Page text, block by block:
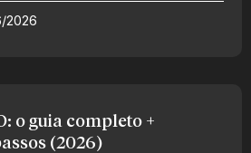
2026
o guia completo +
(2026)